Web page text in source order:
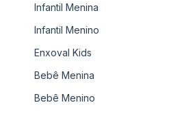
Infantil Menina
Infantil Menino
Enxoval Kids
Bebê Menina
Bebê Menino